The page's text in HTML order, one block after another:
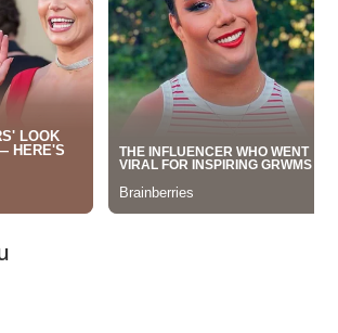
นับเป็นความสำเร็จครั้งสำคัญของ
สองถึงสามปีที่ผ่านมาเราได้ริเริ่ม
ดิจิทัลใหม่ๆ เพื่อช่วยยกระดับความพึง
านเสมือนจริงแห่งนี้เป็นส่วนหนึ่งของ
าถึงลูกค้าไม่ว่าจะอยู่แห่งใดก็ตาม การ
ดิจิทัลอย่างรวดเร็วและการเปลี่ยนแปลง
ค้าในปี 2020 ยิ่งเน้นให้เห็นถึงแนวโน้ม
ราต้องเดินหน้าสร้างความสัมพันธ์น่าตื่น
มหมายทั้งในโลกจริงและโลกดิจิทัล ด้วย
และกิจกรรมไลฟ์สดทั่วภูมิภาค เรา
ของแบรนด์เข้าชมคอลเลกชั่นใหม่